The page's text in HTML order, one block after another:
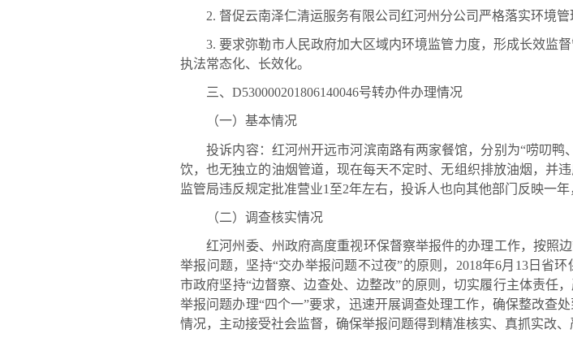
2. 督促云南泽仁清运服务有限公司红河州分公司严格落实环境管
3. 要求弥勒市人民政府加大区域内环境监管力度，形成长效监
执法常态化、长效化。
三、D530000201806140046号转办件办理情况
（一）基本情况
投诉内容：红河州开远市河滨南路有两家餐馆，分别为“唠叨鸭
饮，也无独立的油烟管道，现在每天不定时、无组织排放油烟，并
监管局违反规定批准营业1至2年左右，投诉人也向其他部门反映一年
（二）调查核实情况
红河州委、州政府高度重视环保督察举报件的办理工作，按照边
举报问题，坚持“交办举报问题不过夜”的原则，2018年6月13日省
市政府坚持“边督察、边查处、边整改”的原则，切实履行主体责任
举报问题办理“四个一”要求，迅速开展调查处理工作，确保整改查
情况，主动接受社会监督，确保举报问题得到精准核实、真抓实改、